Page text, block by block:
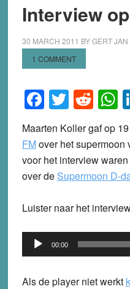
Interview
30 MARCH 2011 BYGERT
1 COMMENT
Facebook
Twitter
Maarten Koller gaf op
FMover het supermoon
voor het interview
over de Supermoon D-
Luister naar het
Audio
Player
00:00
Als de player niet werkt